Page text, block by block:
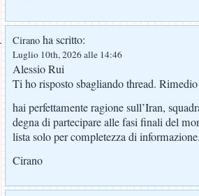
Cirano ha scritto:
Luglio 10th, 2026 alle 14:46
Alessio Rui
Ti ho risposto sbagliando thread.
hai perfettamente ragione sull’Iran,
degna di partecipare alle fasi finali del
lista solo per completezza di
Cirano